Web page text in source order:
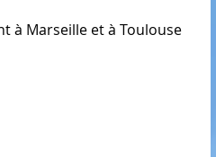
à Marseille et à Toulouse